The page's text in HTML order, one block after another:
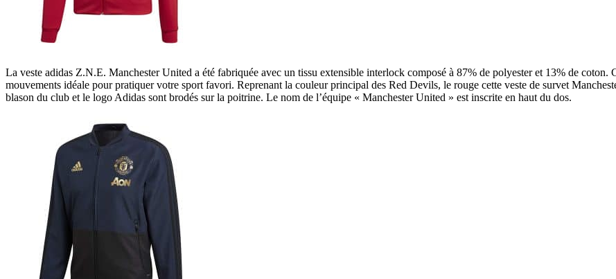
La veste adidas Z.N.E. Manchester United a été fabriquée avec un tissu extensible interlock composé à 87% de polyester et 13% de coton.
mouvements idéale pour pratiquer votre sport favori. Reprenant la couleur principal des Red Devils, le rouge cette veste de survet
blason du club et le logo Adidas sont brodés sur la poitrine. Le nom de l’équipe « Manchester United » est inscrite en haut du dos.